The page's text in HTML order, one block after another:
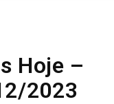
Hoje –
2023